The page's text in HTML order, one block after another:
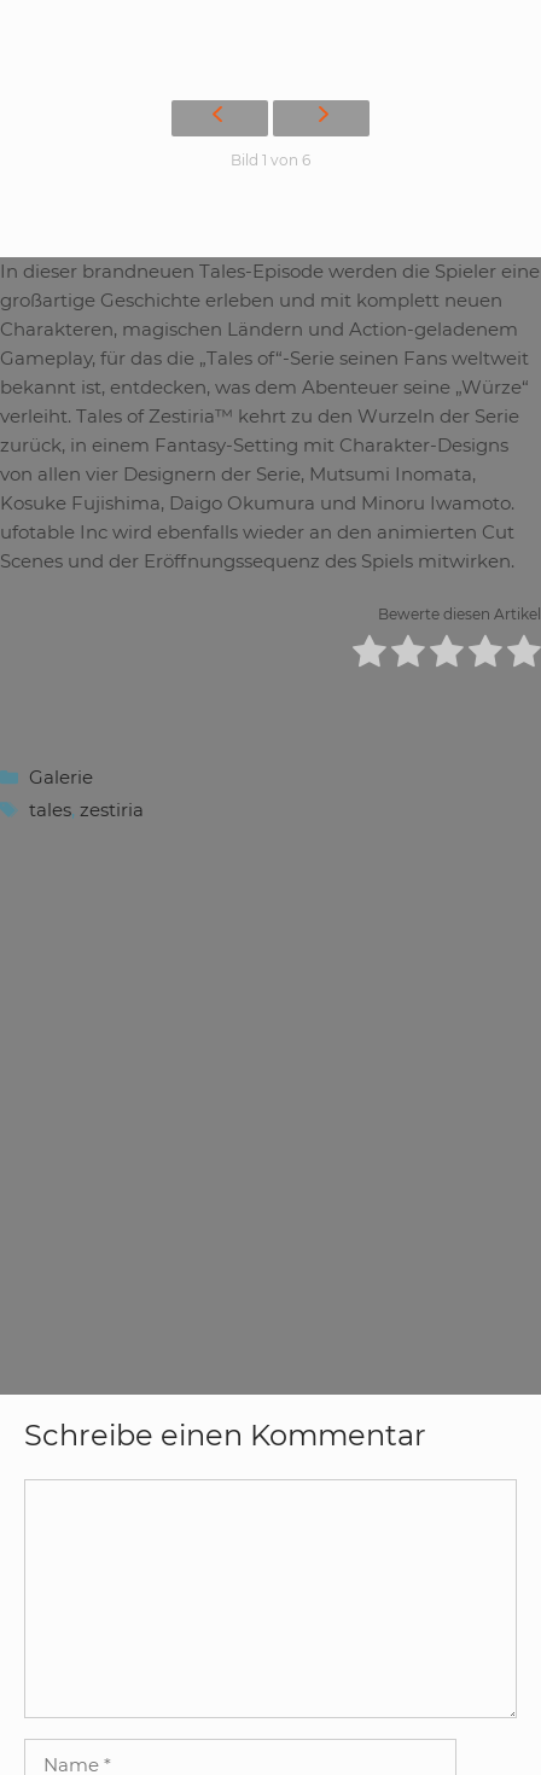
Bild 1 von 6
In dieser brandneuen Tales-Episode werden die Spieler eine
großartige Geschichte erleben und mit komplett neuen
Charakteren, magischen Ländern und Action-geladenem
Gameplay, für das die „Tales of“-Serie seinen Fans weltweit
bekannt ist, entdecken, was dem Abenteuer seine „Würze“
verleiht. Tales of Zestiria™ kehrt zu den Wurzeln der Serie
zurück, in einem Fantasy-Setting mit Charakter-Designs
von allen vier Designern der Serie, Mutsumi Inomata,
Kosuke Fujishima, Daigo Okumura und Minoru Iwamoto.
ufotable Inc wird ebenfalls wieder an den animierten Cut
Scenes und der Eröffnungssequenz des Spiels mitwirken.
Bewerte diesen Artikel
Kategorien
Galerie
Schlagwörter
tales, zestiria
Schreibe einen Kommentar